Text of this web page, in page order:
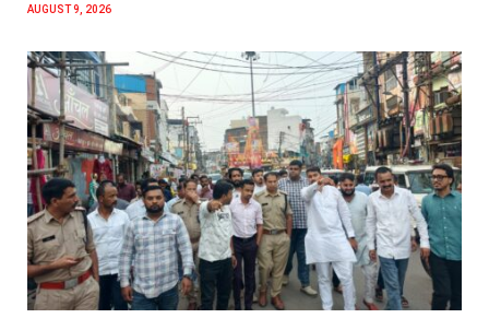
AUGUST 9, 2026